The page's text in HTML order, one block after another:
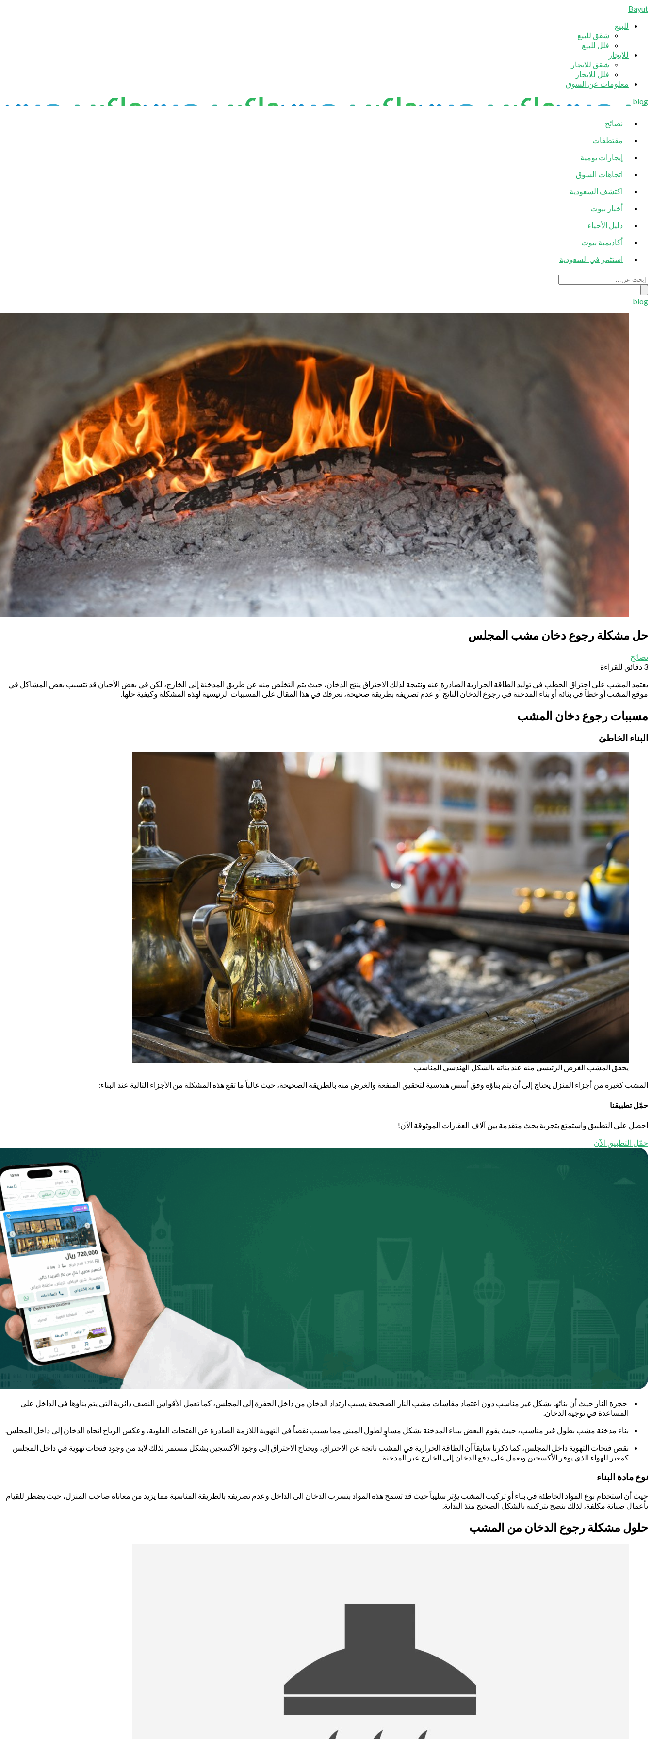
Bayut
للبيع
شقق للبيع
فلل للبيع
للايجار
شقق للايجار
فلل للايجار
معلومات عن السوق
blog
نصائح
مقتطفات
إيجارات يومية
اتجاهات السوق
اكتشف السعودية
أخبار بيوت
دليل الأحياء
أكاديمية بيوت
استثمر في السعودية
blog
حل مشكلة رجوع دخان مشب المجلس
نصائح
3 دقائق للقراءة
يعتمد المشب على احتراق الحطب في توليد الطاقة الحرارية الصادرة عنه ونتيجة لذلك الاحتراق ينتج الدخان، حيث يتم التخلص منه عن طريق المدخنة إلى الخارج، لكن في بعض الأحيان قد تتسبب بعض المشاكل في
موقع المشب أو خطأ في بنائه أو بناء المدخنة في رجوع الدخان الناتج أو عدم تصريفه بطريقة صحيحة، نعرفك في هذا المقال على المسببات الرئيسية لهذه المشكلة وكيفية حلها.
مسببات رجوع دخان المشب
البناء الخاطئ
يحقق المشب الغرض الرئيسي منه عند بنائه بالشكل الهندسي المناسب
المشب كغيره من أجزاء المنزل يحتاج إلى أن يتم بناؤه وفق أسس هندسية لتحقيق المنفعة والغرض منه بالطريقة الصحيحة، حيث غالباً ما تقع هذه المشكلة من الأجزاء التالية عند البناء:
حمّل تطبيقنا
احصل على التطبيق واستمتع بتجربة بحث متقدمة بين آلاف العقارات الموثوقة الآن!
حمّل التطبيق الآن
حجرة النار حيث أن بنائها بشكل غير مناسب دون اعتماد مقاسات مشب النار الصحيحة يسبب ارتداد الدخان من داخل الحفرة إلى المجلس، كما تعمل الأقواس النصف دائرية التي يتم بناؤها في الداخل على
المساعدة في توجيه الدخان.
بناء مدخنة مشب بطول غير مناسب، حيث يقوم البعض ببناء المدخنة بشكل مساوٍ لطول المبنى مما يسبب نقصاً في التهوية اللازمة الصادرة عن الفتحات العلوية، وعكس الرياح اتجاه الدخان إلى داخل المجلس.
نقص فتحات التهوية داخل المجلس، كما ذكرنا سابقاً أن الطاقة الحرارية في المشب ناتجة عن الاحتراق، ويحتاج الاحتراق إلى وجود الأكسجين بشكل مستمر لذلك لابد من وجود فتحات تهوية في داخل المجلس
كمعبر للهواء الذي يوفر الأكسجين ويعمل على دفع الدخان إلى الخارج عبر المدخنة.
نوع مادة البناء
حيث أن استخدام نوع المواد الخاطئة في بناء أو تركيب المشب يؤثر سليباً حيث قد تسمح هذه المواد بتسرب الدخان الى الداخل وعدم تصريفه بالطريقة المناسبة مما يزيد من معاناة صاحب المنزل، حيث يضطر للقيام
بأعمال صيانة مكلفة، لذلك ينصح بتركيبه بالشكل الصحيح منذ البداية.
حلول مشكلة رجوع الدخان من المشب